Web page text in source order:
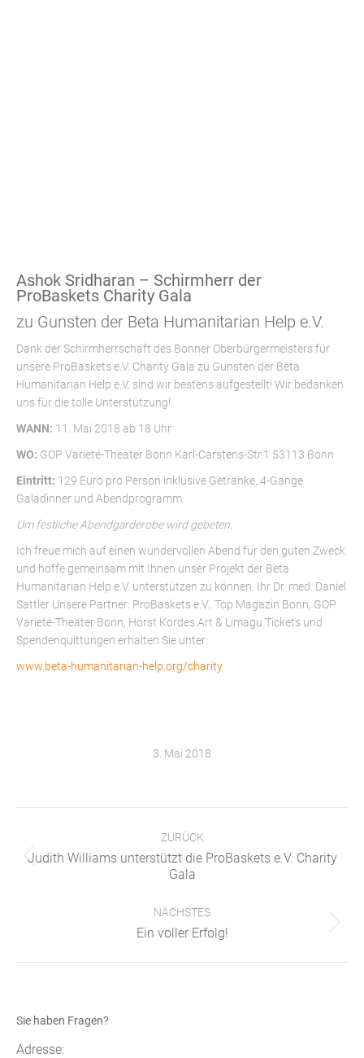
Ashok Sridharan – Schirmherr der
ProBaskets Charity Gala
zu Gunsten der Beta Humanitarian Help e.V.
Dank der Schirmherrschaft des Bonner Oberbürgermeisters für
unsere ProBaskets e.V. Charity Gala zu Gunsten der Beta
Humanitarian Help e.V. sind wir bestens aufgestellt! Wir bedanken
uns für die tolle Unterstützung!
WANN: 11. Mai 2018 ab 18 Uhr
WO: GOP Varieté-Theater Bonn Karl-Carstens-Str.1 53113 Bonn
Eintritt: 129 Euro pro Person inklusive Getränke, 4-Gänge
Galadinner und Abendprogramm.
Um festliche Abendgarderobe wird gebeten.
Ich freue mich auf einen wundervollen Abend für den guten Zweck
und hoffe gemeinsam mit Ihnen unser Projekt der Beta
Humanitarian Help e.V. unterstützen zu können. Ihr Dr. med. Daniel
Sattler Unsere Partner: ProBaskets e.V., Top Magazin Bonn, GOP
Varieté-Theater Bonn, Horst Kordes Art & Limagu Tickets und
Spendenquittungen erhalten Sie unter:
www.beta-humanitarian-help.org/charity
3. Mai 2018
ZURÜCK
Vorheriger
Beitrag:
Judith Williams unterstützt die ProBaskets e.V. Charity
Gala
NÄCHSTES
Nächster
Ein voller Erfolg!
Sie haben Fragen?
Adresse: